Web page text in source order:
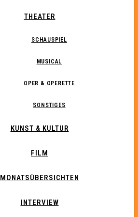
THEATER
SCHAUSPIEL
MUSICAL
OPER & OPERETTE
SONSTIGES
KUNST & KULTUR
FILM
MONATSÜBERSICHTEN
INTERVIEW